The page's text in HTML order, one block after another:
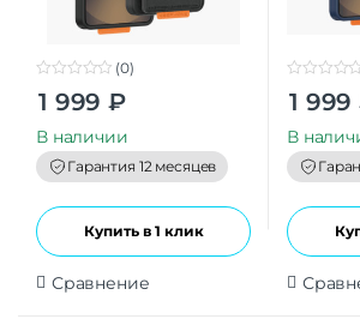
t
o
f
5
(0)
1 999 ₽
В наличии
Гарантия 12 месяцев
Купить в 1 клик
Сравнение
t
o
f
5
1 999
В